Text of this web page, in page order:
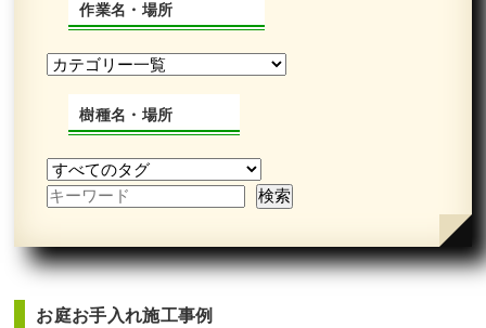
作業名・場所
樹種名・場所
お庭お手入れ施工事例